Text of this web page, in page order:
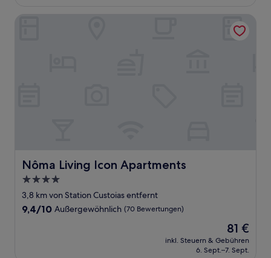
Nôma Living Icon Apartments
Nôma Living Icon Apartments
4.0-
Sterne-
Unterkunft
3,8 km von Station Custoias entfernt
9.4
9,4/10 Außergewöhnlich (70 Bewertungen)
Der
Preis
beträgt
81 €
inkl. Steuern & Gebühren
6. Sept.–7. Sept.